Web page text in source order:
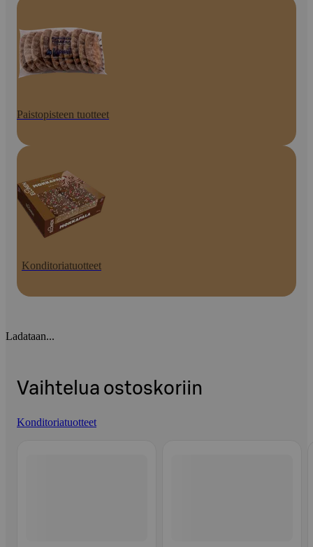
Paistopisteen tuotteet
Konditoriatuotteet
Ladataan...
Vaihtelua ostoskoriin
Konditoriatuotteet